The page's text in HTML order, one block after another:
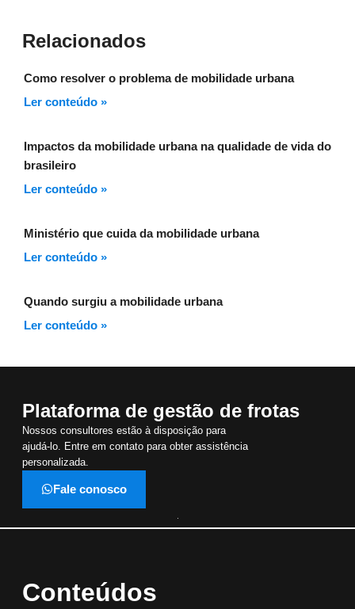
Relacionados
Como resolver o problema de mobilidade urbana
Ler conteúdo »
Impactos da mobilidade urbana na qualidade de vida do
brasileiro
Ler conteúdo »
Ministério que cuida da mobilidade urbana
Ler conteúdo »
Quando surgiu a mobilidade urbana
Ler conteúdo »
Plataforma de gestão de frotas
Nossos consultores estão à disposição para
ajudá-lo. Entre em contato para obter assistência
personalizada.
Fale conosco
Conteúdos